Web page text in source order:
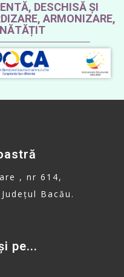
DESCHISĂ ȘI
ARMONIZARE,
, nr 614,
Bacău.
pe...